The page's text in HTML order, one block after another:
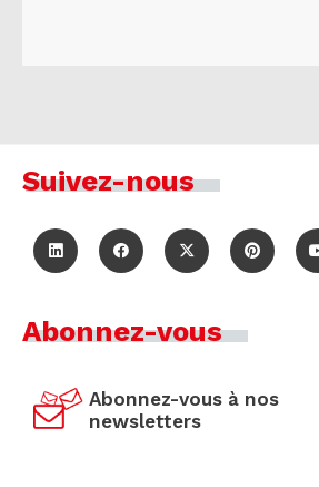
Suivez-nous
Abonnez-vous
Abonnez-vous à nos
newsletters